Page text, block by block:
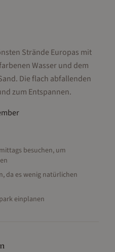
Strände Europas mit
Wasser und dem
Die flach abfallenden
zum Entspannen.
besuchen, um
da es wenig natürlichen
einplanen